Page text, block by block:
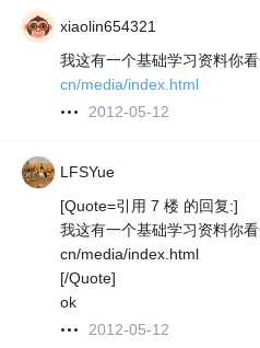
xiaolin654321
我这有一个基础学习资料你看
cn/media/index.html
2012-05-12
LFSYue
[Quote=引用 7 楼 的回复:]
我这有一个基础学习资料你
cn/media/index.html
[/Quote]
ok
2012-05-12